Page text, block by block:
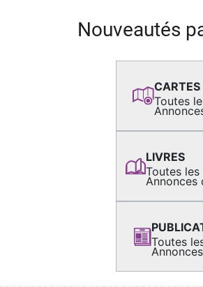
Nouveautés
CARTES
Toutes
LIVRES
Toutes
Annonces
Toutes